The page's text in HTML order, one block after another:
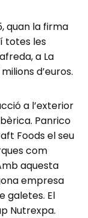
quan la firma
totes les
a La
d’euros.
a l’exterior
Panrico
Foods el seu
com
aquesta
empresa
galetes. El
Nutrexpa.